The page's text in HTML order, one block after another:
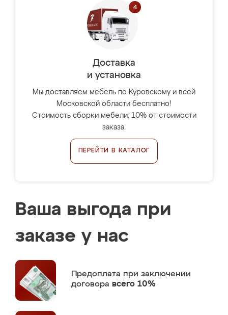
Доставка
и установка
Мы доставляем мебель по Куровскому и всей
Московской области бесплатно!
Стоимость сборки мебели: 10% от стоимости
заказа.
ПЕРЕЙТИ В КАТАЛОГ
Ваша выгода при
заказе у нас
Предоплата при заключении
договора всего 10%